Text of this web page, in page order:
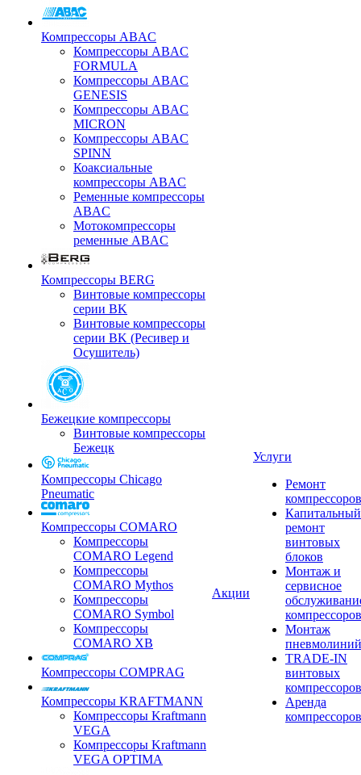
Компрессоры ABAC
Компрессоры ABAC
FORMULA
Компрессоры ABAC
GENESIS
Компрессоры ABAC
MICRON
Компрессоры ABAC
SPINN
Коаксиальные
компрессоры ABAC
Ременные компрессоры
ABAC
Мотокомпрессоры
ременные ABAC
Компрессоры BERG
Винтовые компрессоры
серии BK
Винтовые компрессоры
серии BK (Ресивер и
Осушитель)
Бежецкие компрессоры
Винтовые компрессоры
Бежецк
Компрессоры Chicago
Pneumatic
Компрессоры COMARO
Компрессоры
COMARO Legend
Компрессоры
COMARO Mythos
Компрессоры
COMARO Symbol
Компрессоры
COMARO XB
Компрессоры COMPRAG
Компрессоры KRAFTMANN
Компрессоры Kraftmann
VEGA
Компрессоры Kraftmann
VEGA OPTIMA
Акции
Услуги
Ремонт
компрессоров
Капитальный
ремонт
винтовых
блоков
Монтаж и
сервисное
компрессоров
Монтаж
пневмолиний
TRADE-IN
винтовых
компрессоров
Аренда
компрессоров